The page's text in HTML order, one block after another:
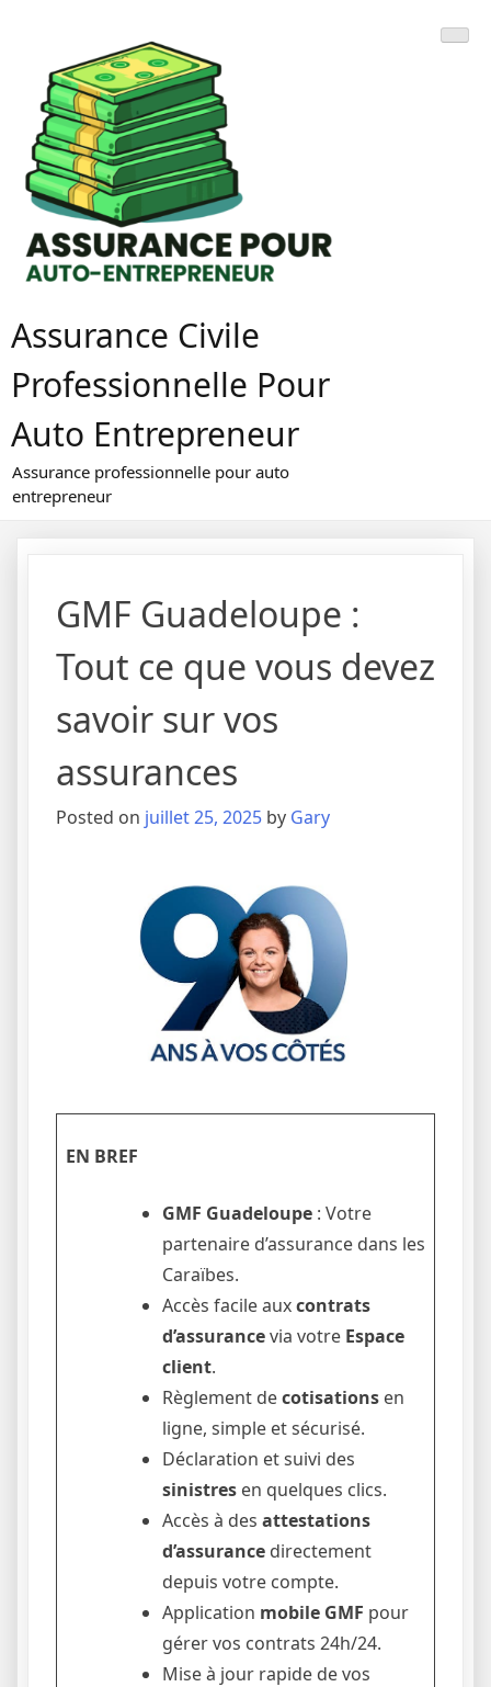
content
Assurance Civile
Professionnelle Pour
Auto Entrepreneur
Assurance professionnelle pour auto
entrepreneur
GMF Guadeloupe :
Tout ce que vous devez
savoir sur vos
assurances
Posted on juillet 25, 2025 by Gary
EN BREF
GMF Guadeloupe : Votre
partenaire d’assurance dans les
Caraïbes.
Accès facile auxcontrats
d’assurancevia votre Espace
client.
Règlement decotisations en
ligne, simple et sécurisé.
Déclaration et suivi des
sinistres en quelques clics.
Accès à des attestations
d’assurance directement
depuis votre compte.
Application mobile GMF pour
gérer vos contrats 24h/24.
Mise à jour rapide de vos